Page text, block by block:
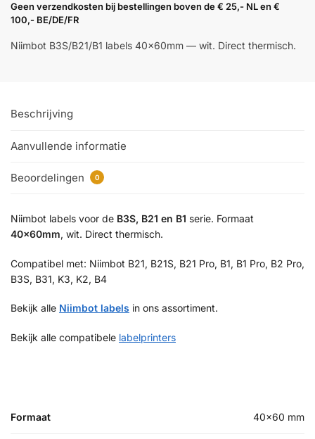
Geen verzendkosten bij bestellingen boven de € 25,- NL en €
100,- BE/DE/FR
Niimbot B3S/B21/B1 labels 40×60mm — wit. Direct thermisch.
Beschrijving
Aanvullende informatie
Beoordelingen 0
Niimbot labels voor de B3S, B21 en B1 serie. Formaat
40×60mm, wit. Direct thermisch.
Compatibel met: Niimbot B21, B21S, B21 Pro, B1, B1 Pro, B2 Pro,
B3S, B31, K3, K2, B4
Bekijk alle Niimbot labels in ons assortiment.
Bekijk alle compatibele labelprinters
Formaat 40×60 mm